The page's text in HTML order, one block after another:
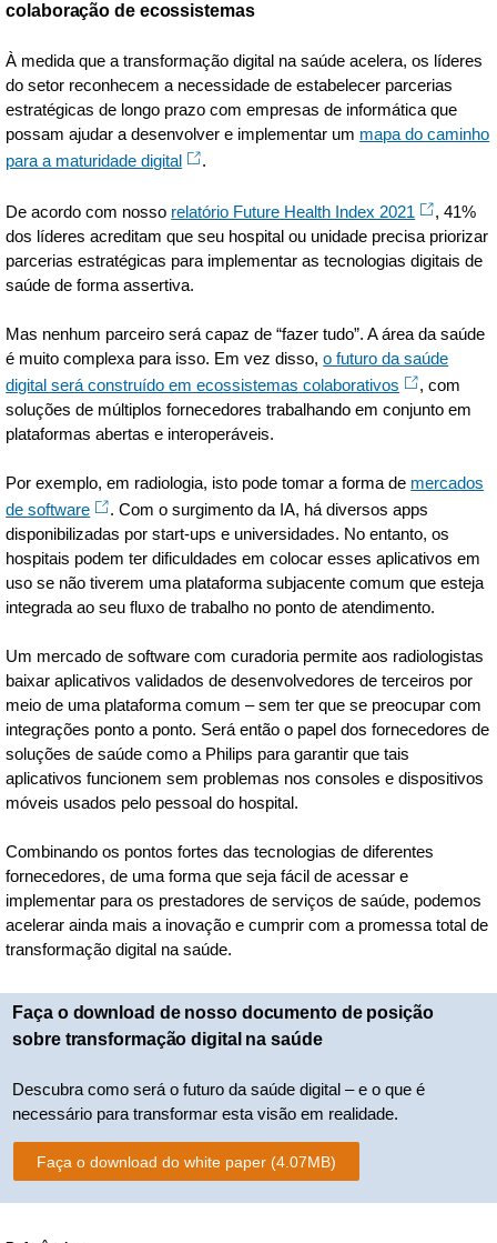
colaboração de ecossistemas
À medida que a transformação digital na saúde acelera, os líderes
do setor reconhecem a necessidade de estabelecer parcerias
estratégicas de longo prazo com empresas de informática que
possam ajudar a desenvolver e implementar um mapa do caminho
para a maturidade digital
.
De acordo com nosso relatório Future Health Index 2021
, 41%
dos líderes acreditam que seu hospital ou unidade precisa priorizar
parcerias estratégicas para implementar as tecnologias digitais de
saúde de forma assertiva.
Mas nenhum parceiro será capaz de “fazer tudo”. A área da saúde
é muito complexa para isso. Em vez disso,o futuro da saúde
digital será construído em ecossistemas colaborativos
, com
soluções de múltiplos fornecedores trabalhando em conjunto em
plataformas abertas e interoperáveis.
Por exemplo, em radiologia, isto pode tomar a forma de mercados
de software
. Com o surgimento da IA, há diversos apps
disponibilizadas por start-ups e universidades. No entanto, os
hospitais podem ter dificuldades em colocar esses aplicativos em
uso se não tiverem uma plataforma subjacente comum que esteja
integrada ao seu fluxo de trabalho no ponto de atendimento.
Um mercado de software com curadoria permite aos radiologistas
baixar aplicativos validados de desenvolvedores de terceiros por
meio de uma plataforma comum – sem ter que se preocupar com
integrações ponto a ponto. Será então o papel dos fornecedores de
soluções de saúde como a Philips para garantir que tais
aplicativos funcionem sem problemas nos consoles e dispositivos
móveis usados pelo pessoal do hospital.
Combinando os pontos fortes das tecnologias de diferentes
fornecedores, de uma forma que seja fácil de acessar e
implementar para os prestadores de serviços de saúde, podemos
acelerar ainda mais a inovação e cumprir com a promessa total de
transformação digital na saúde.
Faça o download de nosso documento de posição
sobre transformação digital na saúde
Descubra como será o futuro da saúde digital – e o que é
necessário para transformar esta visão em realidade.
Faça o download do white paper (4.07MB)